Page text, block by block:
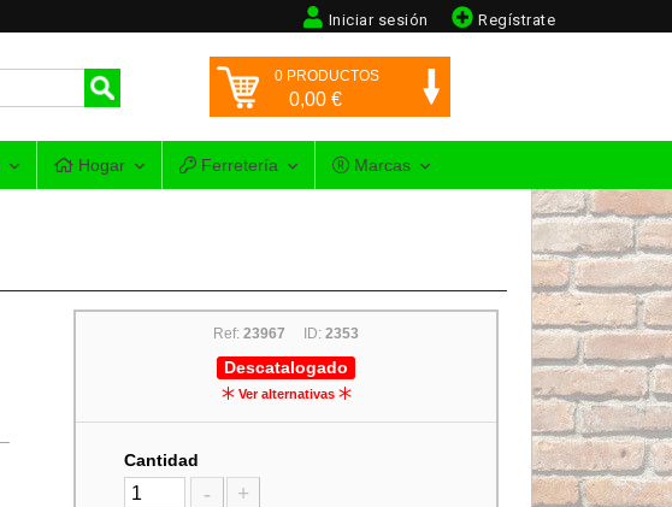
Regístrate
Iniciar sesión
0 PRODUCTOS
0,00 €
Hogar Ferretería Marcas
Ref:23967 ID:2353
Descatalogado
Ver alternativas
Cantidad
- +